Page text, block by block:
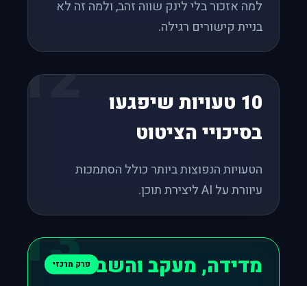
למה אזכור בלי לינק שווה זהב, ולמה זה לא
בניית קישורים רגילה.
12
10 טעויות שיפגעו
בסיכויי הציטוט
הטעויות הנפוצות ביותר כולל הסתמכות
עיוורת על AI ליצירת תוכן.
פרק מרכזי
13
מדידה, מעקב והשבורדים